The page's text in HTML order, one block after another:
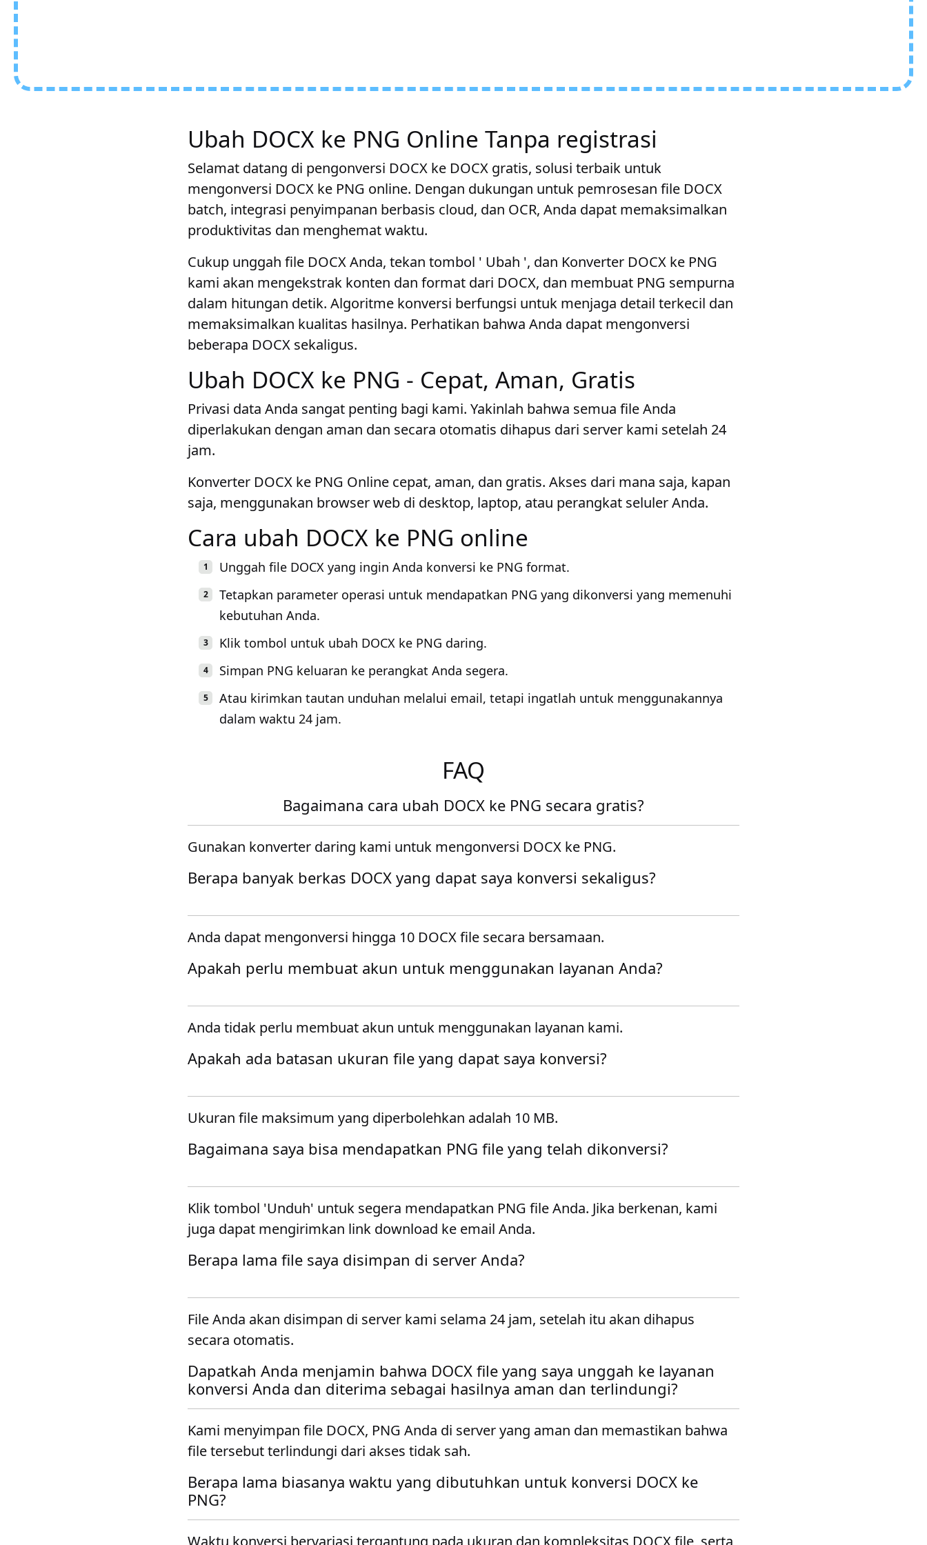
Ubah DOCX ke PNG Online Tanpa registrasi
Selamat datang di pengonversi DOCX ke DOCX gratis, solusi terbaik untuk
mengonversi DOCX ke PNG online. Dengan dukungan untuk pemrosesan file DOCX
batch, integrasi penyimpanan berbasis cloud, dan OCR, Anda dapat memaksimalkan
produktivitas dan menghemat waktu.
Cukup unggah file DOCX Anda, tekan tombol ' Ubah ', dan Konverter DOCX ke PNG
kami akan mengekstrak konten dan format dari DOCX, dan membuat PNG sempurna
dalam hitungan detik. Algoritme konversi berfungsi untuk menjaga detail terkecil dan
memaksimalkan kualitas hasilnya. Perhatikan bahwa Anda dapat mengonversi
beberapa DOCX sekaligus.
Ubah DOCX ke PNG - Cepat, Aman, Gratis
Privasi data Anda sangat penting bagi kami. Yakinlah bahwa semua file Anda
diperlakukan dengan aman dan secara otomatis dihapus dari server kami setelah 24
jam.
Konverter DOCX ke PNG Online cepat, aman, dan gratis. Akses dari mana saja, kapan
saja, menggunakan browser web di desktop, laptop, atau perangkat seluler Anda.
Cara ubah DOCX ke PNG online
Unggah file DOCX yang ingin Anda konversi ke PNG format.
Tetapkan parameter operasi untuk mendapatkan PNG yang dikonversi yang memenuhi
kebutuhan Anda.
Klik tombol untuk ubah DOCX ke PNG daring.
Simpan PNG keluaran ke perangkat Anda segera.
Atau kirimkan tautan unduhan melalui email, tetapi ingatlah untuk menggunakannya
dalam waktu 24 jam.
FAQ
Bagaimana cara ubah DOCX ke PNG secara gratis?
Gunakan konverter daring kami untuk mengonversi DOCX ke PNG.
Berapa banyak berkas DOCX yang dapat saya konversi sekaligus?
Anda dapat mengonversi hingga 10 DOCX file secara bersamaan.
Apakah perlu membuat akun untuk menggunakan layanan Anda?
Anda tidak perlu membuat akun untuk menggunakan layanan kami.
Apakah ada batasan ukuran file yang dapat saya konversi?
Ukuran file maksimum yang diperbolehkan adalah 10 MB.
Bagaimana saya bisa mendapatkan PNG file yang telah dikonversi?
Klik tombol 'Unduh' untuk segera mendapatkan PNG file Anda. Jika berkenan, kami
juga dapat mengirimkan link download ke email Anda.
Berapa lama file saya disimpan di server Anda?
File Anda akan disimpan di server kami selama 24 jam, setelah itu akan dihapus
secara otomatis.
Dapatkah Anda menjamin bahwa DOCX file yang saya unggah ke layanan
konversi Anda dan diterima sebagai hasilnya aman dan terlindungi?
Kami menyimpan file DOCX, PNG Anda di server yang aman dan memastikan bahwa
file tersebut terlindungi dari akses tidak sah.
Berapa lama biasanya waktu yang dibutuhkan untuk konversi DOCX ke
PNG?
Waktu konversi bervariasi tergantung pada ukuran dan kompleksitas DOCX file, serta